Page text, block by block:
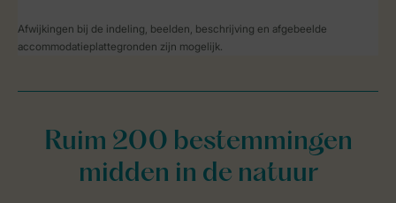
Afwijkingen bij de indeling, beelden, beschrijving en afgebeelde
accommodatieplattegronden zijn mogelijk.
Ruim 200 bestemmingen
midden in de natuur